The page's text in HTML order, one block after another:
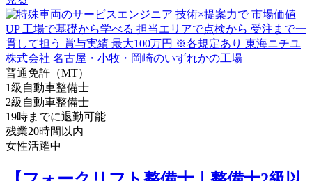
普通免許（MT）
1級自動車整備士
2級自動車整備士
19時までに退勤可能
残業20時間以内
女性活躍中